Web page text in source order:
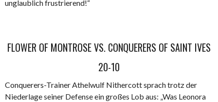
unglaublich frustrierend!“
FLOWER OF MONTROSE VS. CONQUERERS OF SAINT IVES
20-10
Conquerers-Trainer Athelwulf Nithercott sprach trotz der
Niederlage seiner Defense ein großes Lob aus: „Was Leonora